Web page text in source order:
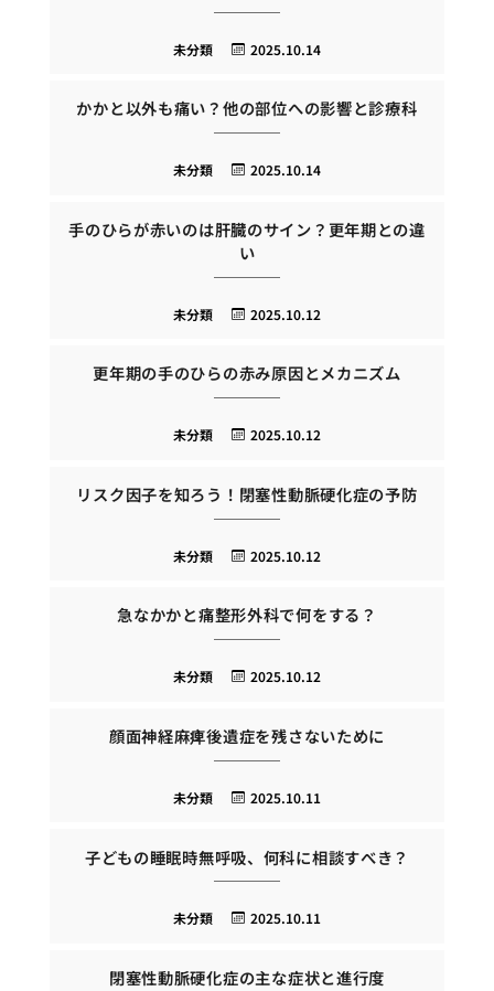
2025.10.14
未分類
かかと以外も痛い？他の部位への影響と診療科
2025.10.14
未分類
手のひらが赤いのは肝臓のサイン？更年期との違
い
2025.10.12
未分類
更年期の手のひらの赤み原因とメカニズム
2025.10.12
未分類
リスク因子を知ろう！閉塞性動脈硬化症の予防
2025.10.12
未分類
急なかかと痛整形外科で何をする？
2025.10.12
未分類
顔面神経麻痺後遺症を残さないために
2025.10.11
未分類
子どもの睡眠時無呼吸、何科に相談すべき？
2025.10.11
未分類
閉塞性動脈硬化症の主な症状と進行度